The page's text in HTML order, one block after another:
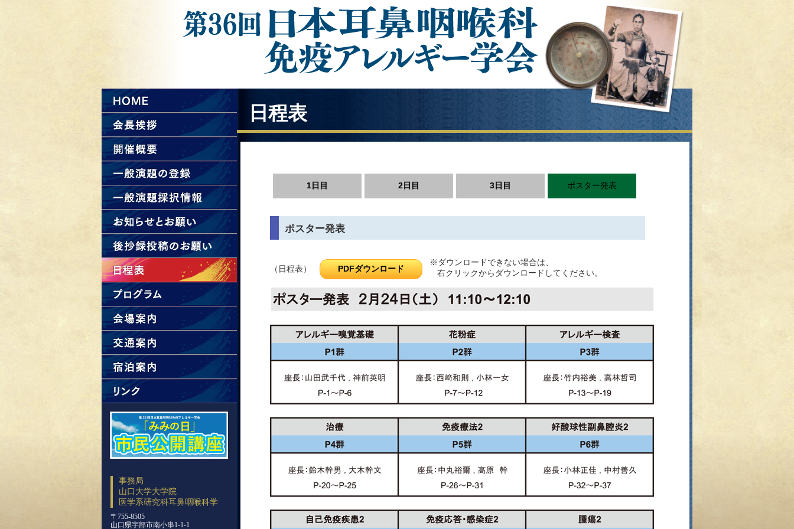
日程表
1日目 2日目 3日目 ポスター発表
ポスター発表
（日程表） PDFダウンロード
※ダウンロードできない場合は、
右クリックからダウンロードしてください。
事務局
山口大学大学院
医学系研究科耳鼻咽喉科学
〒755-8505
山口県宇部市南小串1-1-1